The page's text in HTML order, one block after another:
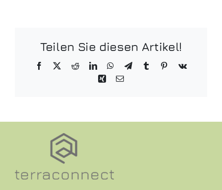
Teilen Sie diesen Artikel!
Facebook RedditLinkedInWhatsApp
TelegramTumblr Pinterest
Vk
XingE-